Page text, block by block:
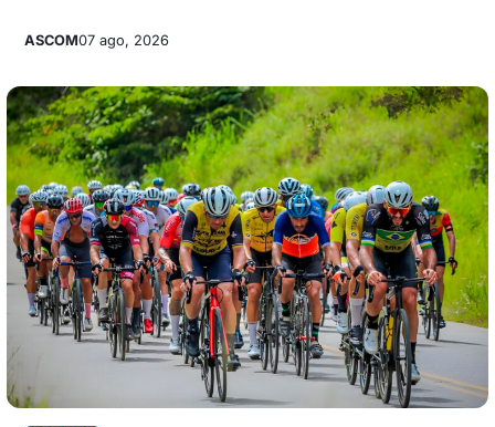
ASCOM07 ago, 2026